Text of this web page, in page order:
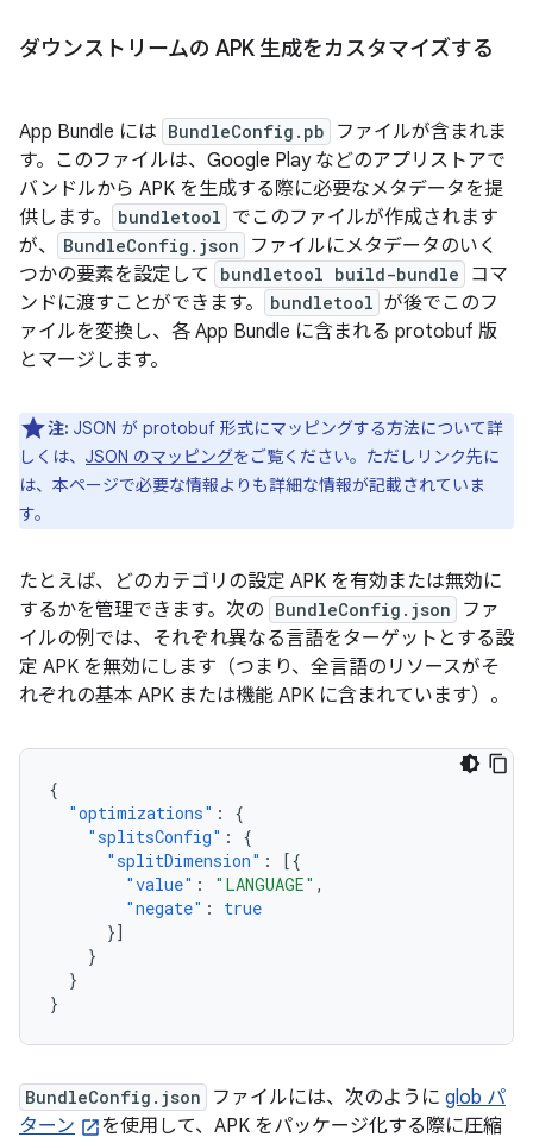
ダウンストリームの APK 生成をカスタマイズする
App Bundle には BundleConfig.pb
ファイルが含まれま
す。このファイルは、Google Play などのアプリストアで
バンドルから APK を生成する際に必要なメタデータを提
供します。
bundletool でこのファイルが作成されます
が、
BundleConfig.json
ファイルにメタデータのいく
つかの要素を設定して
bundletool build-bundle
コマ
ンドに渡すことができます。
bundletool が後でこのフ
ァイルを変換し、各 App Bundle に含まれる protobuf 版
とマージします。
注: JSON が protobuf 形式にマッピングする方法について詳
しくは、 JSON のマッピングをご覧ください。ただしリンク先に
は、本ページで必要な情報よりも詳細な情報が記載されていま
す。
たとえば、どのカテゴリの設定 APK を有効または無効に
するかを管理できます。次の BundleConfig.json
ファ
イルの例では、それぞれ異なる言語をターゲットとする設
定 APK を無効にします（つまり、全言語のリソースがそ
れぞれの基本 APK または機能 APK に含まれています）。
{
"optimizations" :
{
"splitsConfig" :
{
"splitDimension" :
[{
"value" : "LANGUAGE" ,
"negate" :
true
}]
}
}
}
BundleConfig.json ファイルには、次のように glob パ
ターン
を使用して、APK をパッケージ化する際に圧縮